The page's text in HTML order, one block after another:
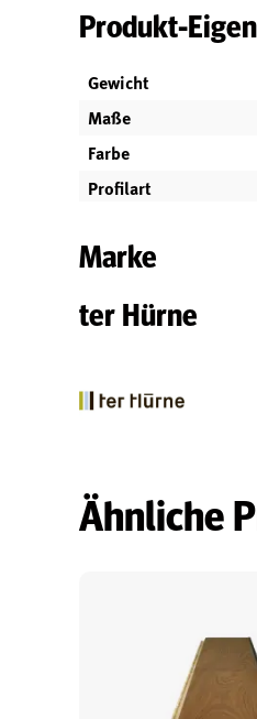
Produkt-
Gewicht
Maße
Farbe
Profilart
Marke
ter Hürne
Ähnliche